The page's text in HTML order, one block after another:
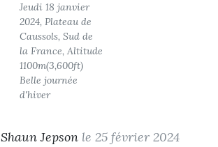
Jeudi 18 janvier
2024, Plateau de
Caussols, Sud de
la France, Altitude
1100m(3,600ft)
Belle journée
d'hiver
Shaun Jepson le 25 février 2024